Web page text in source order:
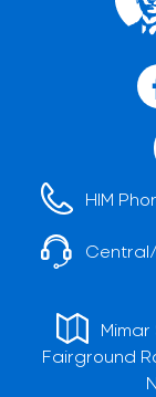
HIM
Fairground